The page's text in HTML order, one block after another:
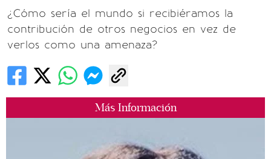
Más Información
¿Cómo sería el mundo si recibiéramos la
contribución de otros negocios en vez de
verlos como una amenaza?